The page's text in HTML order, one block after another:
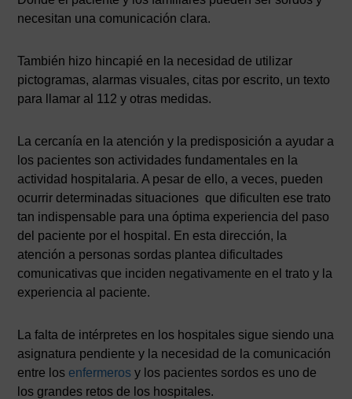
necesitan una comunicación clara.
También hizo hincapié en la necesidad de utilizar
pictogramas, alarmas visuales, citas por escrito, un texto
para llamar al 112 y otras medidas.
La cercanía en la atención y la predisposición a ayudar a
los pacientes son actividades fundamentales en la
actividad hospitalaria. A pesar de ello, a veces, pueden
ocurrir determinadas situaciones que dificulten ese trato
tan indispensable para una óptima experiencia del paso
del paciente por el hospital. En esta dirección, la
atención a personas sordas plantea dificultades
comunicativas que inciden negativamente en el trato y la
experiencia al paciente.
La falta de intérpretes en los hospitales sigue siendo una
asignatura pendiente y la necesidad de la comunicación
entre los enfermeros y los pacientes sordos es uno de
los grandes retos de los hospitales.